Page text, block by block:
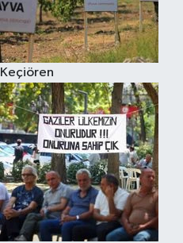
Keçiören